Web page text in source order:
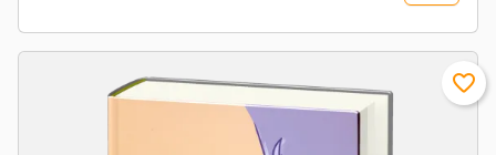
favorite_border